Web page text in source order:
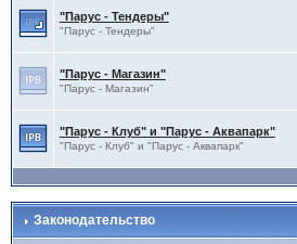
"Парус - Тендеры"
"Парус - Тендеры"
"Парус - Магазин"
"Парус - Магазин"
"Парус - Клуб" и "Парус - Аквапарк"
"Парус - Клуб" и "Парус - Аквапарк"
Законодательство